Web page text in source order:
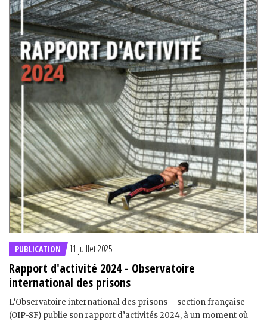
PUBLICATION 11 juillet 2025
Rapport d'activité 2024 - Observatoire
international des prisons
L’Observatoire international des prisons – section française
(OIP-SF) publie son rapport d’activités 2024, à un moment où